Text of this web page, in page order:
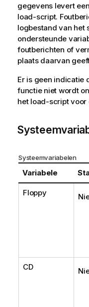
gegevens levert
load-script.
logbestand van het
ondersteunde
foutberichten of
plaats daarvan
Er is geen indicatie
functie niet wordt
het load-script voor
Systeemvariabelen
Variabele
Floppy
CD